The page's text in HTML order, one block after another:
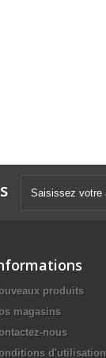
produits
magasins
nous
d'utilisation